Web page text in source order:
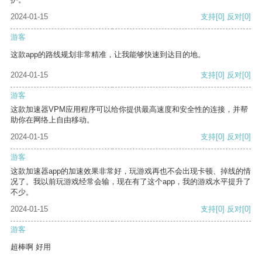
2024-01-15
支持[0] 反对[0]
游客
这款app的路线规划非常精准，让我能够快速到达目的地。
2024-01-15 支持[0] 反对[0]
游客
这款加速器VPM应用程序可以给你提供最高速度和安全性的连接，并帮
助你在网络上自由移动。
2024-01-15
支持[0] 反对[0]
游客
这款加速器app的加速效果非常好，玩游戏再也不会出现卡顿、掉线的情
况了。我以前玩游戏经常会输，现在有了这个app，我的游戏水平提升了
不少。
2024-01-15
支持[0] 反对[0]
游客
超棒啊 好用